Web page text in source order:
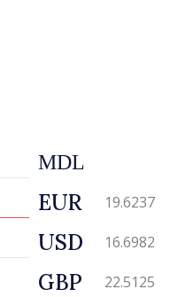
MDL
EUR 19.6237
USD 16.6982
GBP 22.5125